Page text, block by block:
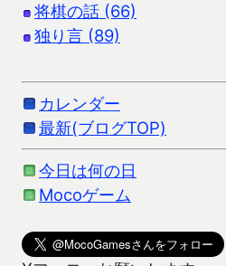
将棋の話 (66)
独り言 (89)
カレンダー
最新(ブログTOP)
今日は何の日
Mocoゲーム